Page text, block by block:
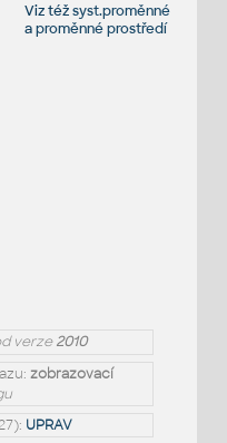
Viz téžsyst.proměnné
aproměnné prostředí
verze2010
zobrazovací
UPRAV